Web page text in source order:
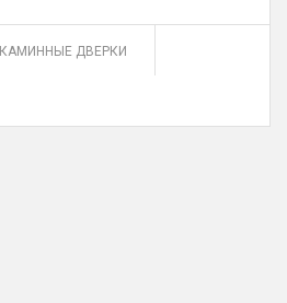
КАМИННЫЕ ДВЕРКИ